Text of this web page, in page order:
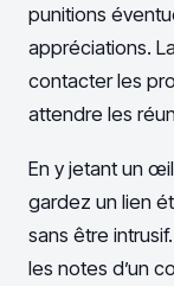
punitions
appréciations.
contacter les
attendre les
En y jetant un
gardez un lien
sans être
les notes d’un